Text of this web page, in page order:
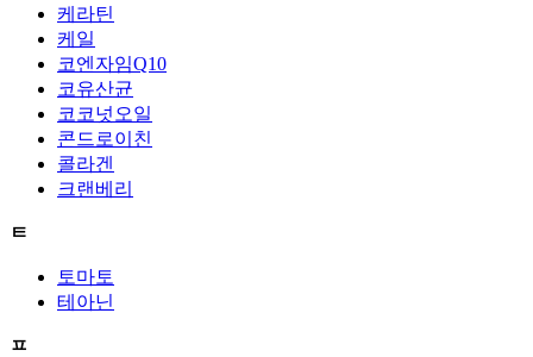
케라틴
케일
코엔자임Q10
코유산균
코코넛오일
콘드로이친
콜라겐
크랜베리
ㅌ
토마토
테아닌
ㅍ